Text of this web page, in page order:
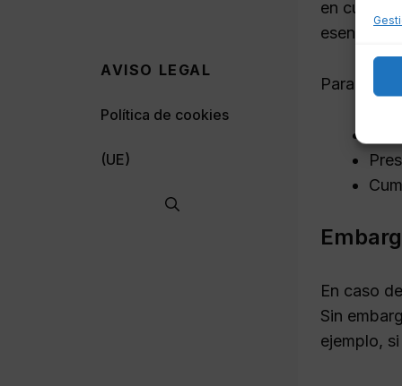
en cuotas
esencial
Para que
En caso
Sin
ejemplo,
AVISO LEGAL
Política de cookies
(UE)